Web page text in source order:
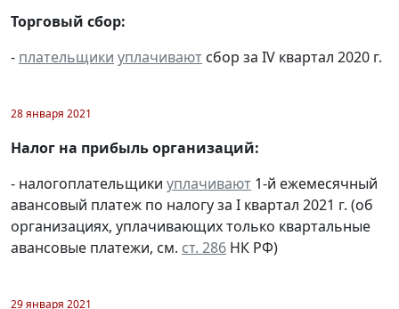
Торговый сбор:
- плательщики уплачивают сбор за IV квартал 2020 г.
28 января 2021
Налог на прибыль организаций:
- налогоплательщики уплачивают 1-й ежемесячный
авансовый платеж по налогу за I квартал 2021 г. (об
организациях, уплачивающих только квартальные
авансовые платежи, см. ст. 286 НК РФ)
29 января 2021